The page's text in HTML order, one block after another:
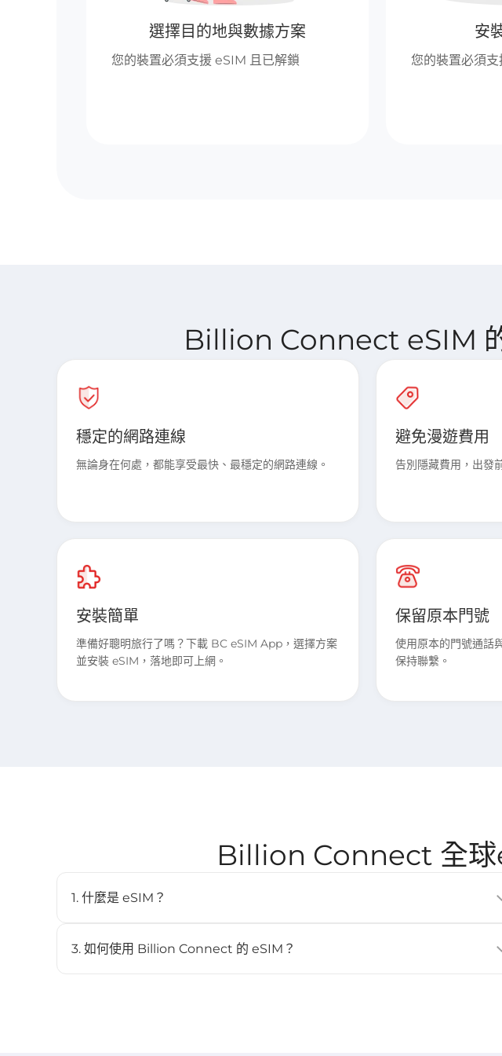
選擇目的地與數據方案
您的裝置必須支援 eSIM 且已解鎖
安
您的裝置必須
Billion Connect eSIM
穩定的網路連線
無論身在何處，都能享受最快、最穩定的網路連線。
避免漫遊費用
告別隱藏費用，出發
安裝簡單
準備好聰明旅行了嗎？下載 BC eSIM App，選擇方案
並安裝 eSIM，落地即可上網。
保留原本門號
使用原本的門號通話
保持聯繫。
Billion Connect 全球
1. 什麼是 eSIM？
內建於相容裝置中，並可儲存多個配置檔。
3. 如何使用 Billion Connect 的 eSIM？